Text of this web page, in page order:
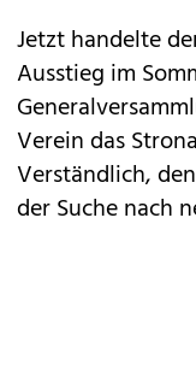
Jetzt handelte
Ausstieg im
Verein das
Verständlich,
der Suche nach